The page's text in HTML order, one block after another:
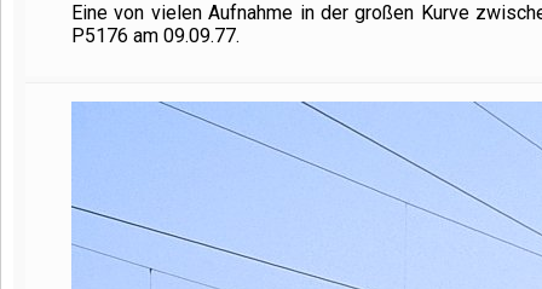
Eine von vielen Aufnahme in der großen Kurve
P5176 am 09.09.77.